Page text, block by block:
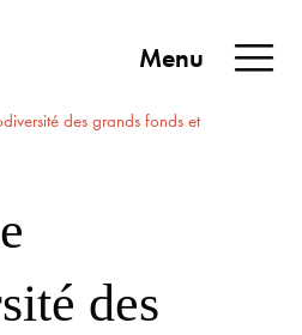
Menu
des grands fonds et
des